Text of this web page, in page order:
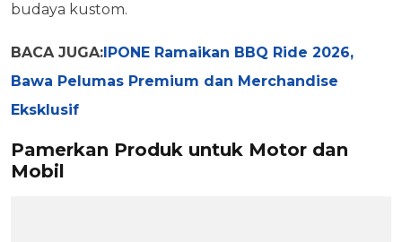
budaya kustom.
BACA JUGA:IPONE Ramaikan BBQ Ride 2026,
Bawa Pelumas Premium dan Merchandise
Eksklusif
Pamerkan Produk untuk Motor dan
Mobil